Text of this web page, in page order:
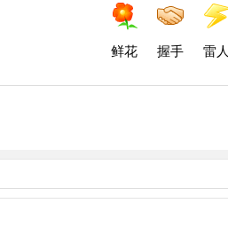
鲜花 握手 雷